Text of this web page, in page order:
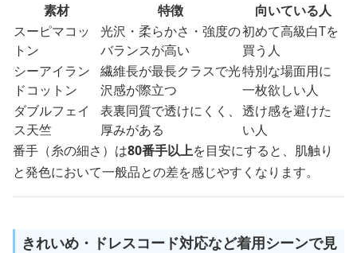
素材
特徴
向いている人
スーピマコッ
トン
光沢・柔らかさ・強度の
バランスが高い
初めて高級白Tを
買う人
シーアイラン
ドコットン
繊維長が最長クラスで光
沢感が際立つ
特別な場面用に
一枚欲しい人
ダブルフェイ
ス天竺
表裏同質で透けにくく、
厚みがある
透け感を避けた
い人
番手（糸の細さ）は80番手以上を目安にすると、肌触り
と発色において一般品との差を感じやすくなります。
きれいめ・ドレスコード対応など着用シーンで見